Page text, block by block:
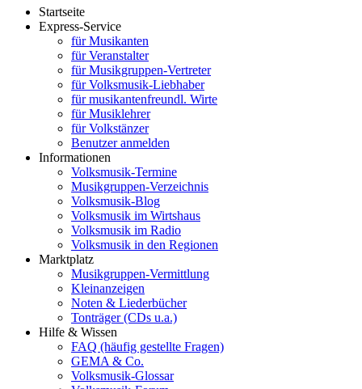
Startseite
Express-Service
für Musikanten
für Veranstalter
für Musikgruppen-Vertreter
für Volksmusik-Liebhaber
für musikantenfreundl. Wirte
für Musiklehrer
für Volkstänzer
Benutzer anmelden
Informationen
Volksmusik-Termine
Musikgruppen-Verzeichnis
Volksmusik-Blog
Volksmusik im Wirtshaus
Volksmusik im Radio
Volksmusik in den Regionen
Marktplatz
Musikgruppen-Vermittlung
Kleinanzeigen
Noten & Liederbücher
Tonträger (CDs u.a.)
Hilfe & Wissen
FAQ (häufig gestellte Fragen)
GEMA & Co.
Volksmusik-Glossar